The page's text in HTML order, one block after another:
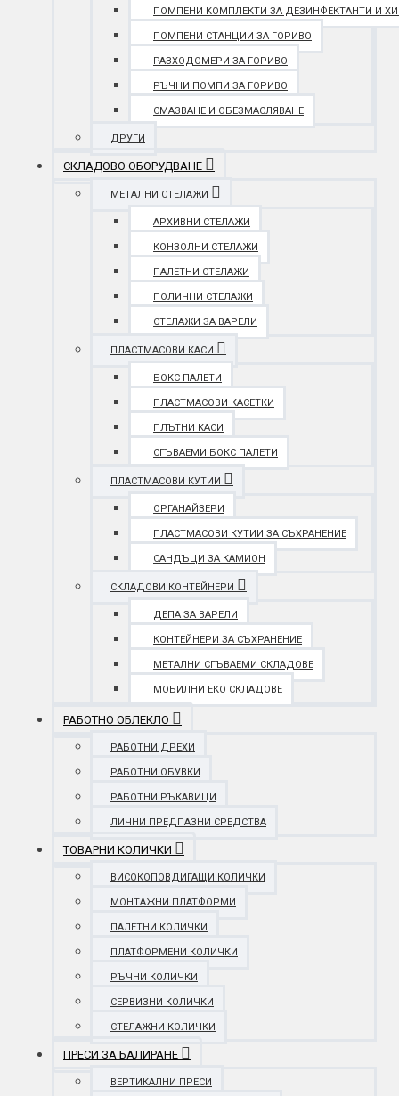
ПОМПЕНИ КОМПЛЕКТИ ЗА ДЕЗИНФЕКТАНТИ И
ПОМПЕНИ СТАНЦИИ ЗА ГОРИВО
РАЗХОДОМЕРИ ЗА ГОРИВО
РЪЧНИ ПОМПИ ЗА ГОРИВО
СМАЗВАНЕ И ОБЕЗМАСЛЯВАНЕ
ДРУГИ
СКЛАДОВО ОБОРУДВАНЕ
МЕТАЛНИ СТЕЛАЖИ
АРХИВНИ СТЕЛАЖИ
КОНЗОЛНИ СТЕЛАЖИ
ПАЛЕТНИ СТЕЛАЖИ
ПОЛИЧНИ СТЕЛАЖИ
СТЕЛАЖИ ЗА ВАРЕЛИ
ПЛАСТМАСОВИ КАСИ
БОКС ПАЛЕТИ
ПЛАСТМАСОВИ КАСЕТКИ
ПЛЪТНИ КАСИ
СГЪВАЕМИ БОКС ПАЛЕТИ
ПЛАСТМАСОВИ КУТИИ
ОРГАНАЙЗЕРИ
ПЛАСТМАСОВИ КУТИИ ЗА СЪХРАНЕНИЕ
САНДЪЦИ ЗА КАМИОН
СКЛАДОВИ КОНТЕЙНЕРИ
ДЕПА ЗА ВАРЕЛИ
КОНТЕЙНЕРИ ЗА СЪХРАНЕНИЕ
МЕТАЛНИ СГЪВАЕМИ СКЛАДОВЕ
МОБИЛНИ ЕКО СКЛАДОВЕ
РАБОТНО ОБЛЕКЛО
РАБОТНИ ДРЕХИ
РАБОТНИ ОБУВКИ
РАБОТНИ РЪКАВИЦИ
ЛИЧНИ ПРЕДПАЗНИ СРЕДСТВА
ТОВАРНИ КОЛИЧКИ
ВИСОКОПОВДИГАЩИ КОЛИЧКИ
МОНТАЖНИ ПЛАТФОРМИ
ПАЛЕТНИ КОЛИЧКИ
ПЛАТФОРМЕНИ КОЛИЧКИ
РЪЧНИ КОЛИЧКИ
СЕРВИЗНИ КОЛИЧКИ
СТЕЛАЖНИ КОЛИЧКИ
ПРЕСИ ЗА БАЛИРАНЕ
ВЕРТИКАЛНИ ПРЕСИ